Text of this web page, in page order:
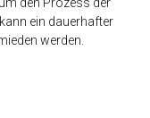
ein dauerhafter
werden.